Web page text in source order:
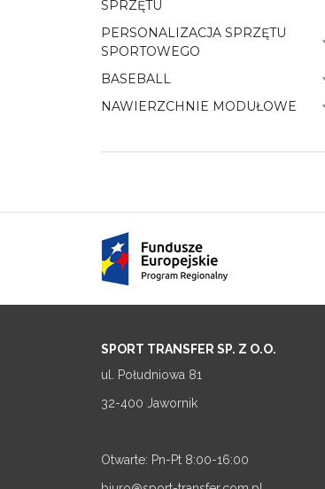
SPRZĘTU
PERSONALIZACJA SPRZĘTU
SPORTOWEGO
BASEBALL
NAWIERZCHNIE MODUŁOWE
SPORT TRANSFER SP. Z O.O.
ul. Południowa 81
32-400 Jawornik
Otwarte: Pn-Pt 8:00-16:00